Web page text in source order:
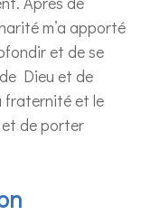
m’a apporté
et de se
Dieu et de
fraternité et le
et de porter